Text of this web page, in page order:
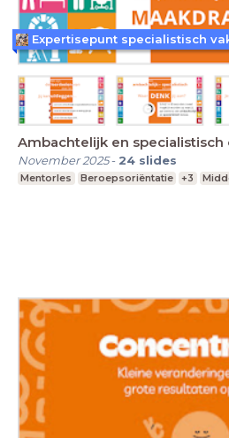
Ambachtelijk en
November 2025- 24 slides
Mentorles Beroepsoriëntatie +3
Expertisepunt specialistisch